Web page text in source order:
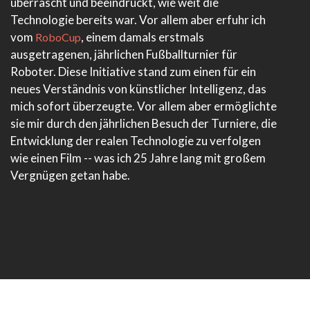
Technologie bereits war. Vor allem aber erfuhr ich
vom RoboCup, einem damals erstmals
ausgetragenen, jährlichen Fußballturnier für
Roboter. Diese Initiative stand zum einen für ein
neues Verständnis von künstlicher Intelligenz, das
mich sofort überzeugte. Vor allem aber ermöglichte
sie mir durch den jährlichen Besuch der Turniere, die
Entwicklung der realen Technologie zu verfolgen
wie einen Film -- was ich 25 Jahre lang mit großem
Vergnügen getan habe.